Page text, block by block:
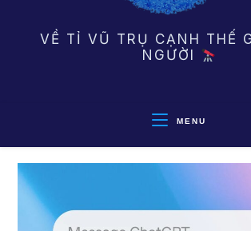
VỀ TỈ VŨ TRỤ CẠNH THẾ
NGƯỜI
MENU